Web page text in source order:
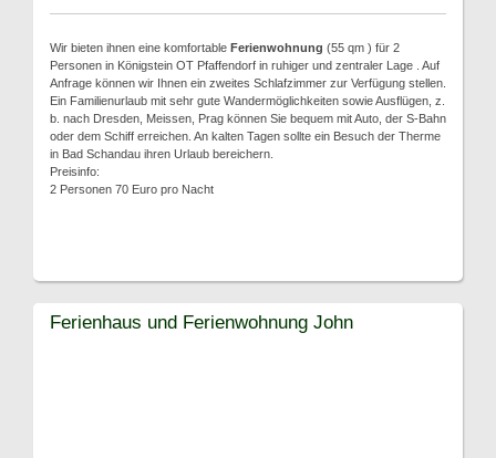
Wir bieten ihnen eine komfortable Ferienwohnung (55 qm ) für 2
Personen in Königstein OT Pfaffendorf in ruhiger und zentraler Lage . Auf
Anfrage können wir Ihnen ein zweites Schlafzimmer zur Verfügung stellen.
Ein Familienurlaub mit sehr gute Wandermöglichkeiten sowie Ausflügen, z.
b. nach Dresden, Meissen, Prag können Sie bequem mit Auto, der S-Bahn
oder dem Schiff erreichen. An kalten Tagen sollte ein Besuch der Therme
in Bad Schandau ihren Urlaub bereichern.
Preisinfo:
2 Personen 70 Euro pro Nacht
Ferienhaus und Ferienwohnung John